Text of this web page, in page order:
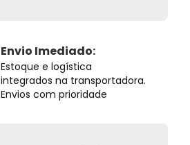
Envio Imediado:
Estoque e logística
integrados na transportadora.
Envios com prioridade